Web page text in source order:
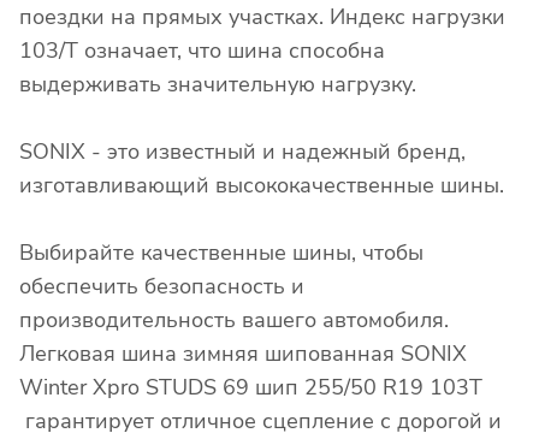
поездки на прямых участках. Индекс нагрузки
103/T означает, что шина способна
выдерживать значительную нагрузку.
SONIX - это известный и надежный бренд,
изготавливающий высококачественные шины.
Выбирайте качественные шины, чтобы
обеспечить безопасность и
производительность вашего автомобиля.
Легковая шина зимняя шипованная SONIX
Winter Xpro STUDS 69 шип 255/50 R19 103T
гарантирует отличное сцепление с дорогой и